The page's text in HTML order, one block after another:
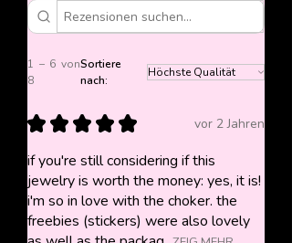
1 – 6 von
8
Sortiere
nach:
★ ★ ★ ★ ★ vor 2 Jahren
if you're still considering if this
jewelry is worth the money: yes, it is!
i'm so in love with the choker. the
freebies (stickers) were also lovely